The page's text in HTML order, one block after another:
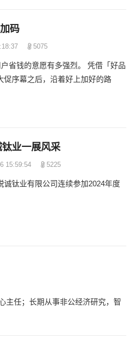
码
5075
省钱的意愿有多强烈。 凭借「好品
促序幕之后，沿着好上加好的路
业一展风采
15:59:54 5225
钛业有限公司连续参加2024年度
主任；长期从事非公经济研究，智